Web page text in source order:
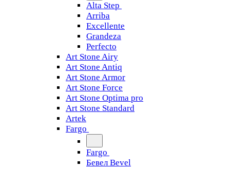
Alta Step
Arriba
Excellente
Grandeza
Perfecto
Art Stone Airy
Art Stone Antiq
Art Stone Armor
Art Stone Force
Art Stone Optima pro
Art Stone Standard
Artek
Fargo
Fargo
Бевел Bevel